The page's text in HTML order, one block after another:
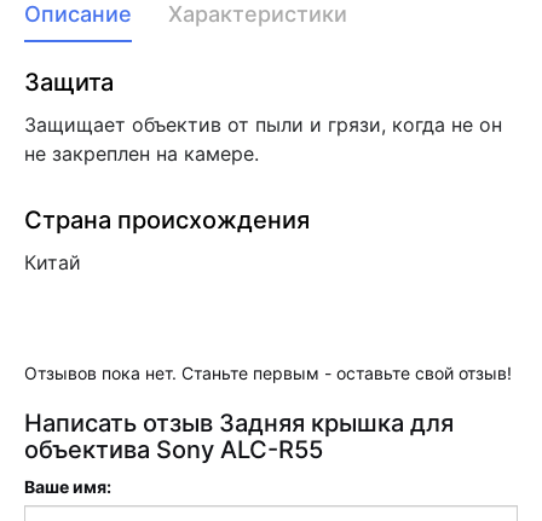
Описание Характеристики
Защита
Защищает объектив от пыли и грязи, когда не он
не закреплен на камере.
Страна происхождения
Китай
Отзывов пока нет. Станьте первым - оставьте свой отзыв!
Написать отзыв Задняя крышка для
объектива Sony ALC-R55
Ваше имя: